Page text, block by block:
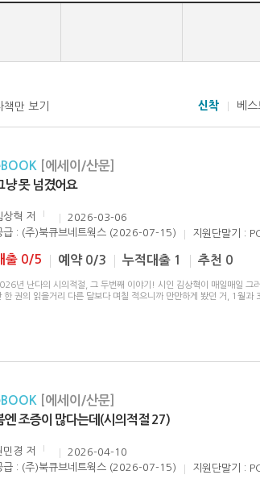
만 보기 신착 베스
[에세이/산문]
냥 못 넘겼어요
상혁 저
2026-03-06
급 : (주)북큐브네트웍스 (2026-07-15)
지원단말기 :
출 0/5 예약 0/3 누적대출 1 추천 0
년 난다의 시의적절, 그 두번째 이야기! 시인 김상혁이 매일매일 그
한 권의 읽을거리 다른 달보다 며칠 적으니까 만만하게 봤던 거, 1월과
[에세이/산문]
엔 조증이 많다는데(시의적절 27)
민경 저
2026-04-10
급 : (주)북큐브네트웍스 (2026-07-15)
지원단말기 :